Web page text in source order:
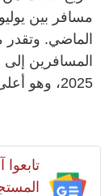
الماضي.
2025، وهو أعلى رقم في تاريخ المطار على الإطلاق.
تابعوا